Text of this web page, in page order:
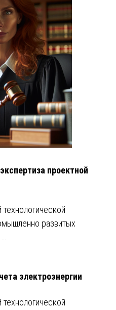
проектной
развитых
электроэнергии